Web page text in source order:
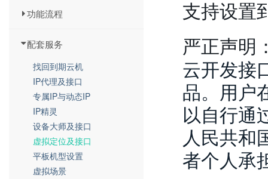
功能流程
配套服务
找回到期云机
IP代理及接口
专属IP与动态IP
IP精灵
设备大师及接口
虚拟定位及接口
平板机型设置
虚拟场景
支持设置
严正声明
云开发接
品。用户
以自行通
人民共和
者个人承